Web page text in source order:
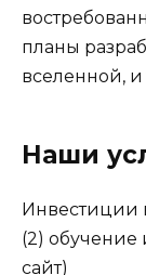
планы
вселенной, и
Наши
Инвестиции
(2) обучение
сайт)